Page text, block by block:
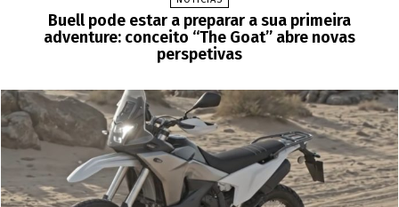
Buell pode estar a preparar a sua primeira
adventure: conceito “The Goat” abre novas
perspetivas